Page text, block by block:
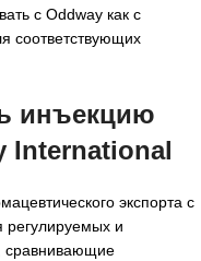
с Oddway как с
соответствующих
инъекцию
International
экспорта с
регулируемых и
сравнивающие